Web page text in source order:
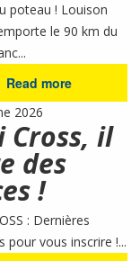
poteau ! Louison
le 90 km du
Read more
2026
Cross, il
des
!
: Dernières
pour vous inscrire !...